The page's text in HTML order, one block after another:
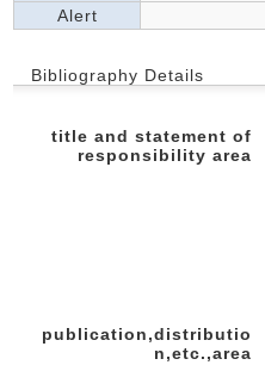
Alert
Bibliography Details
title and statement of
responsibility area
publication,distributio
n,etc.,area